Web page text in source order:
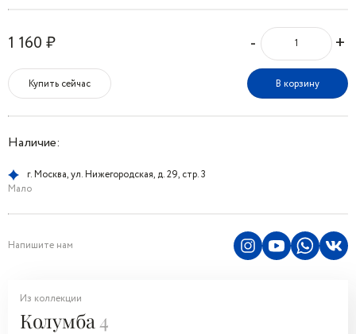
1 160 ₽ - +
Купить сейчас В корзину
Наличие:
г. Москва, ул. Нижегородская, д. 29, стр. 3
Мало
Напишите нам
Из коллекции
Колумба 4